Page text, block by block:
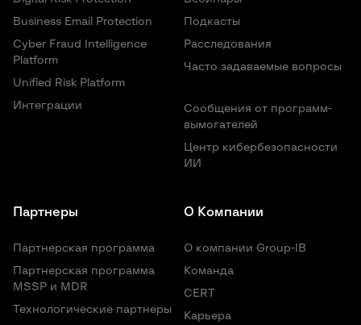
Подробности о проекте.
Общая информация и рекомендации по
результатам работы.
Методы, используемые для выполнения работы.
обнаруженных уязвимостей.
Информация о сетевой разведке.
рекомендации
Подкасты
Расследования
Часто задаваемые вопросы
Сообщения от программ-
вымогателей
Центр кибербезопасности
ИИ
Business Email Protection
Cyber Fraud Intelligence
Platform
Unified Risk Platform
Интеграции
Партнеры
Партнерская программа
Партнерская программа
MSSP и MDR
Технологические партнеры
О Компании
О компании Group-IB
Команда
CERT
Карьера